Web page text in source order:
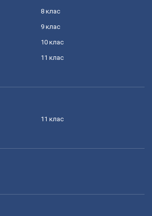
8 клас
9 клас
10 клас
11 клас
11 клас